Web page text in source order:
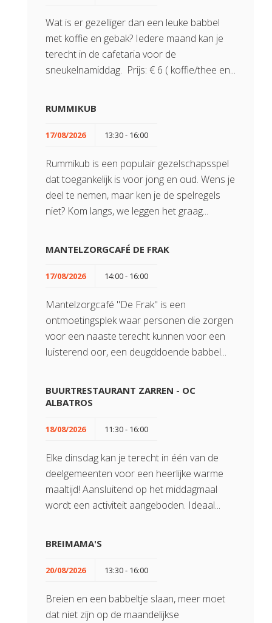
Wat is er gezelliger dan een leuke babbel
met koffie en gebak? Iedere maand kan je
terecht in de cafetaria voor de
sneukelnamiddag. Prijs: € 6 ( koffie/thee en...
RUMMIKUB
17/08/2026 13:30 - 16:00
Rummikub is een populair gezelschapsspel
dat toegankelijk is voor jong en oud. Wens je
deel te nemen, maar ken je de spelregels
niet? Kom langs, we leggen het graag...
MANTELZORGCAFÉ DE FRAK
17/08/2026 14:00 - 16:00
Mantelzorgcafé "De Frak" is een
ontmoetingsplek waar personen die zorgen
voor een naaste terecht kunnen voor een
luisterend oor, een deugddoende babbel...
BUURTRESTAURANT ZARREN - OC
ALBATROS
18/08/2026 11:30 - 16:00
Elke dinsdag kan je terecht in één van de
deelgemeenten voor een heerlijke warme
maaltijd! Aansluitend op het middagmaal
wordt een activiteit aangeboden. Ideaal...
BREIMAMA'S
20/08/2026 13:30 - 16:00
Breien en een babbeltje slaan, meer moet
dat niet zijn op de maandelijkse